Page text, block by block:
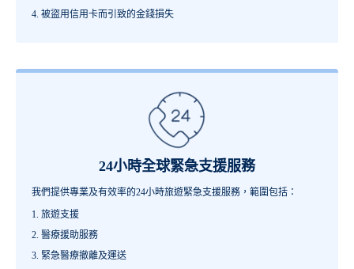
被盜用信用卡而引致的金錢損失
24小時全球緊急支援服務
我們提供專業及有效率的24小時旅遊緊急支援服務，範圍包括：
旅遊支援
醫療援助服務
緊急醫療撤離及運送